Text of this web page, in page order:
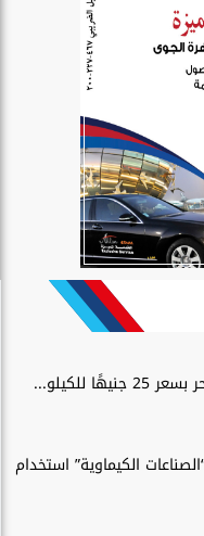
للكيلو...
الكيماوية” استخدام